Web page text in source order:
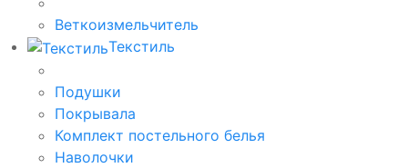
Веткоизмельчитель
Текстиль
Подушки
Покрывала
Комплект постельного белья
Наволочки